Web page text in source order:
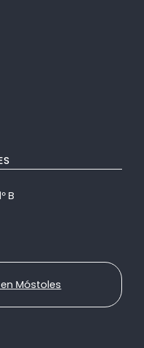
B
Móstoles